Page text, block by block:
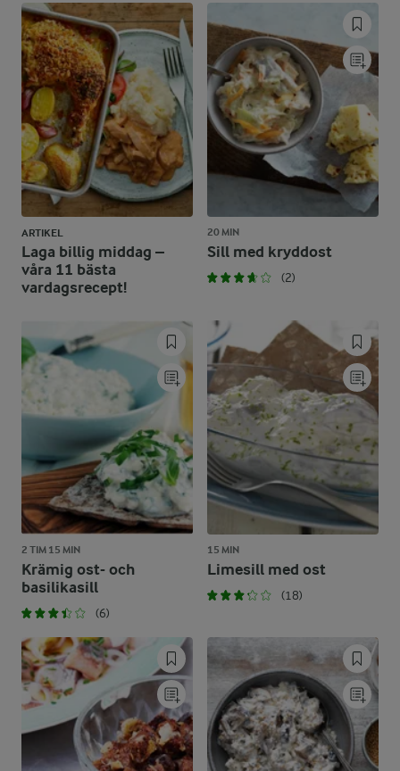
ARTIKEL
Laga billig middag –
våra 11 bästa
vardagsrecept!
20 MIN
Sill med kryddost
(2)
2 TIM 15 MIN
Krämig ost- och
basilikasill
(6)
15 MIN
Limesill med ost
(18)